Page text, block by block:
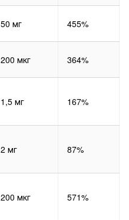
50 мг 455%
200 мкг 364%
1,5 мг 167%
2 мг 87%
200 мкг 571%